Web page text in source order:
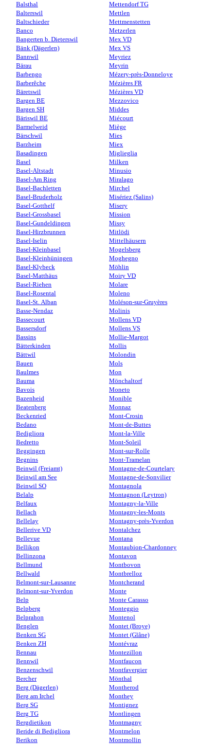
Balsthal
Balterswil
Baltschieder
Banco
Bangerten b. Dieterswil
Bänk (Dägerlen)
Bannwil
Bärau
Barbengo
Barberêche
Bäretswil
Bargen BE
Bargen SH
Bäriswil BE
Barmelweid
Bärschwil
Barzheim
Basadingen
Basel
Basel-Altstadt
Basel-Am Ring
Basel-Bachletten
Basel-Bruderholz
Basel-Gotthelf
Basel-Grossbasel
Basel-Gundeldingen
Basel-Hirzbrunnen
Basel-Iselin
Basel-Kleinbasel
Basel-Kleinhüningen
Basel-Klybeck
Basel-Matthäus
Basel-Riehen
Basel-Rosental
Basel-St. Alban
Basse-Nendaz
Bassecourt
Bassersdorf
Bassins
Bätterkinden
Bättwil
Bauen
Baulmes
Bauma
Bavois
Bazenheid
Beatenberg
Beckenried
Bedano
Bedigliora
Bedretto
Beggingen
Begnins
Beinwil (Freiamt)
Beinwil am See
Beinwil SO
Belalp
Belfaux
Bellach
Bellelay
Bellerive VD
Bellevue
Bellikon
Bellinzona
Bellmund
Bellwald
Belmont-sur-Lausanne
Belmont-sur-Yverdon
Belp
Belpberg
Belprahon
Benglen
Benken SG
Benken ZH
Bennau
Bennwil
Benzenschwil
Bercher
Berg (Dägerlen)
Berg am Irchel
Berg SG
Berg TG
Bergdietikon
Beride di Bedigliora
Berikon
Mettendorf TG
Mettlen
Mettmenstetten
Metzerlen
Mex VD
Mex VS
Meyriez
Meyrin
Mézery-près-Donneloye
Mézières FR
Mézières VD
Mezzovico
Middes
Miécourt
Miège
Mies
Miex
Miglieglia
Milken
Minusio
Miralago
Mirchel
Misériez (Salins)
Misery
Mission
Missy
Mitlödi
Mittelhäusern
Mogelsberg
Moghegno
Möhlin
Moiry VD
Molare
Moleno
Moléson-sur-Gruyères
Molinis
Mollens VD
Mollens VS
Mollie-Margot
Mollis
Molondin
Mols
Mon
Mönchaltorf
Moneto
Monible
Monnaz
Mont-Crosin
Mont-de-Buttes
Mont-la-Ville
Mont-Soleil
Mont-sur-Rolle
Mont-Tramelan
Montagne-de-Courtelary
Montagne-de-Sonvilier
Montagnola
Montagnon (Leytron)
Montagny-la-Ville
Montagny-les-Monts
Montagny-près-Yverdon
Montalchez
Montana
Montaubion-Chardonney
Montavon
Montbovon
Montbrelloz
Montcherand
Monte
Monte Carasso
Monteggio
Montenol
Montet (Broye)
Montet (Glâne)
Montévraz
Montezillon
Montfaucon
Montfavergier
Mönthal
Montherod
Monthey
Montignez
Montlingen
Montmagny
Montmelon
Montmollin